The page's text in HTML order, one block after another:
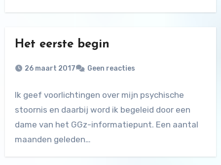
Het eerste begin
26 maart 2017 Geen reacties
Ik geef voorlichtingen over mijn psychische
stoornis en daarbij word ik begeleid door een
dame van het GGz-informatiepunt. Een aantal
maanden geleden…